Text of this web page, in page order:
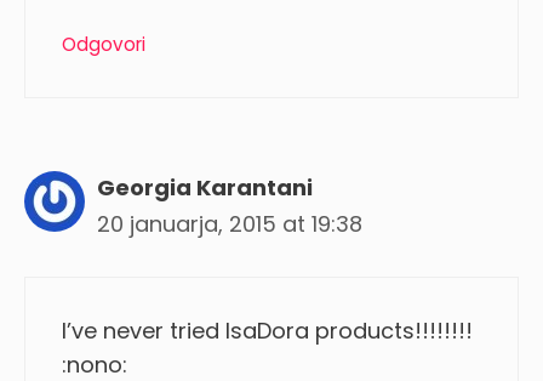
Odgovori
Georgia Karantani
20 januarja, 2015 at 19:38
I’ve never tried IsaDora products!!!!!!!!
:nono: